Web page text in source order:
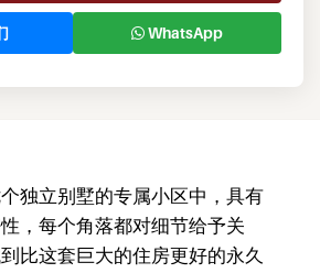
WhatsApp
独立别墅的专属小区中，具有
，每个角落都对细节给予关
比这套巨大的住房更好的永久